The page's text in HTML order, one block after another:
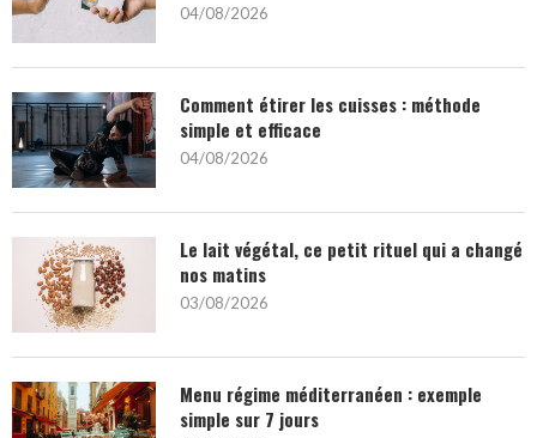
04/08/2026
Comment étirer les cuisses : méthode
simple et efficace
04/08/2026
Le lait végétal, ce petit rituel qui a changé
nos matins
03/08/2026
Menu régime méditerranéen : exemple
simple sur 7 jours